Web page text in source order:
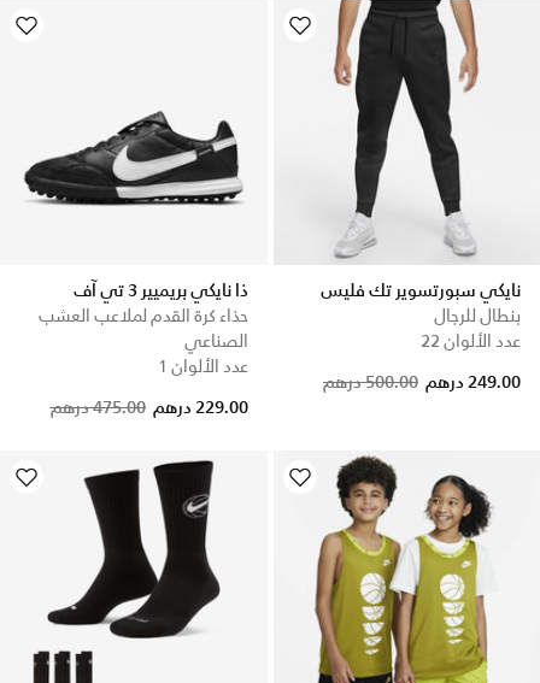
نايكي سبورتسوير تك فليس
بنطال للرجال
عدد الألوان 22
Price reduced from
500.00 درهم to 249.00 درهم
ذا نايكي بريميير 3 تي آف
حذاء كرة القدم لملاعب العشب
الصناعي
عدد الألوان 1
Price reduced from
475.00 درهم to 229.00 درهم